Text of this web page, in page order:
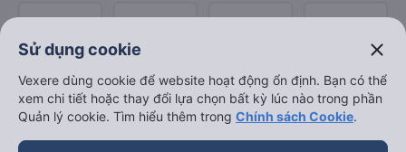
Sử dụng cookie close
Vexere dùng cookie để website hoạt động ổn định. Bạn có thể
xem chi tiết hoặc thay đổi lựa chọn bất kỳ lúc nào trong phần
Quản lý cookie. Tìm hiểu thêm trong Chính sách Cookie.